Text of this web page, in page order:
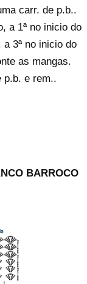
carr. de p.b..
a 1ª no inicio do
a 3ª no inicio do
as mangas.
p.b. e rem..
BARROCO